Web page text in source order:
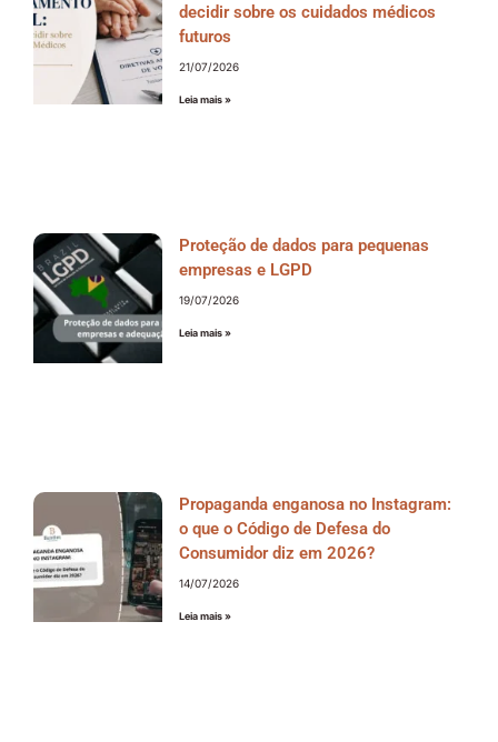
decidir sobre os cuidados médicos
futuros
21/07/2026
Leia mais »
Proteção de dados para pequenas
empresas e LGPD
19/07/2026
Leia mais »
Propaganda enganosa no Instagram:
o que o Código de Defesa do
Consumidor diz em 2026?
14/07/2026
Leia mais »